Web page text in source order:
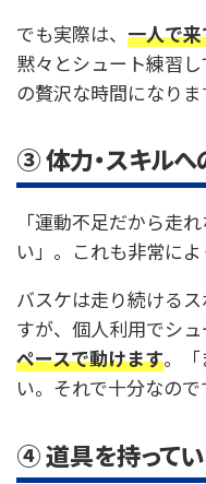
でも実際は、 一人で
黙々とシュート練習
の贅沢な時間になりま
③ 体力・スキルへ
「運動不足だから走
い」。これも非常によ
バスケは走り続ける
すが、個人利用でシ
ペースで動けます。
い。それで十分なので
④ 道具を持って